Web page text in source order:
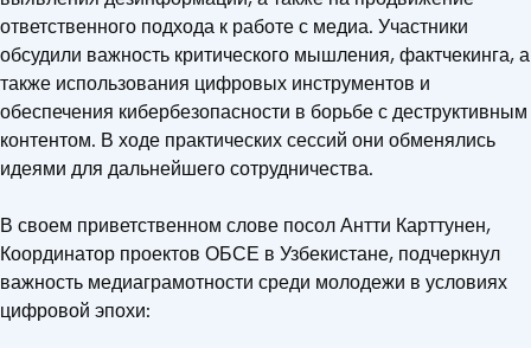
ответственного подхода к работе с медиа. Участники
обсудили важность критического мышления, фактчекинга, а
также использования цифровых инструментов и
обеспечения кибербезопасности в борьбе с деструктивным
контентом. В ходе практических сессий они обменялись
идеями для дальнейшего сотрудничества.
В своем приветственном слове посол Антти Карттунен,
Координатор проектов ОБСЕ в Узбекистане, подчеркнул
важность медиаграмотности среди молодежи в условиях
цифровой эпохи: